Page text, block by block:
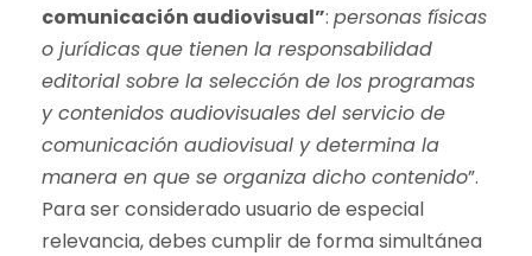
comunicación audiovisual”: personas físicas
o jurídicas que tienen la responsabilidad
editorial sobre la selección de los programas
y contenidos audiovisuales del servicio de
comunicación audiovisual y determina la
manera en que se organiza dicho contenido”.
Para ser considerado usuario de especial
relevancia, debes cumplir de forma simultánea